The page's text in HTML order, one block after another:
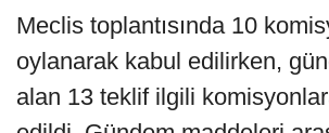
Meclis toplantısında 10
oylanarak kabul edilirken,
alan 13 teklif ilgili